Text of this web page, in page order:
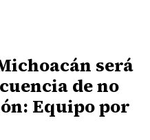
será
de no
Equipo por